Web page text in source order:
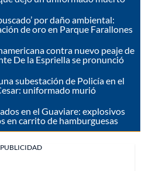
por daño ambiental:
de oro en Parque Farallones
contra nuevo peaje de
De la Espriella se pronunció
subestación de Policía en el
uniformado murió
en el Guaviare: explosivos
en carrito de hamburguesas
PUBLICIDAD